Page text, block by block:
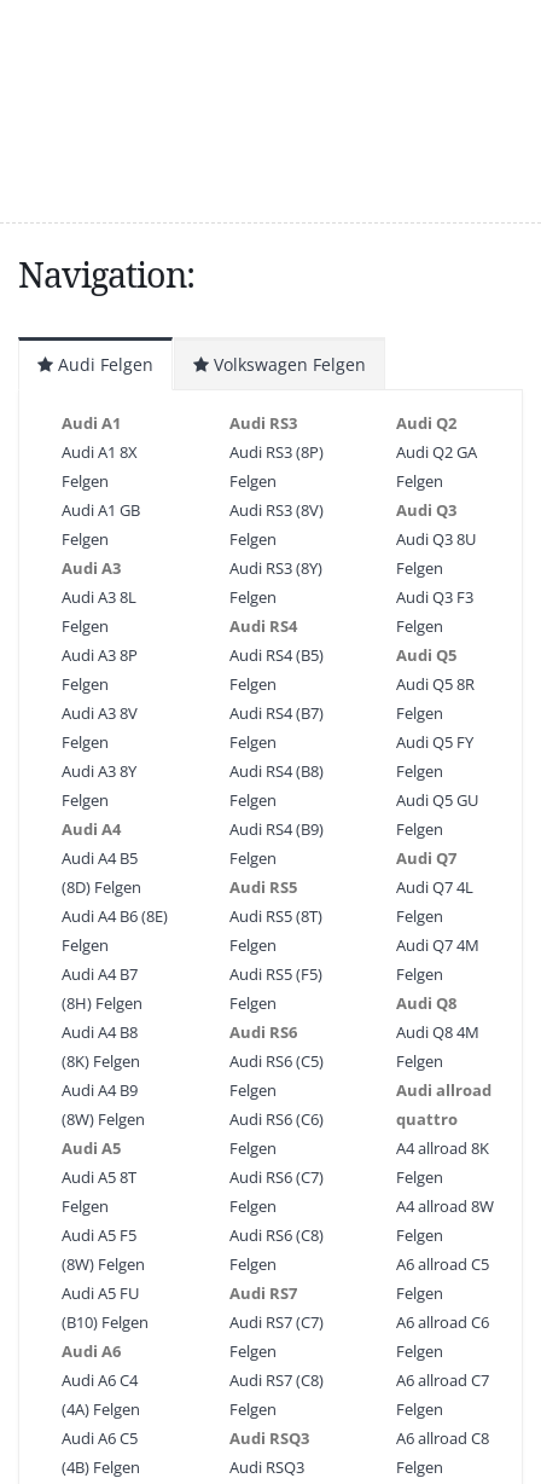
Navigation:
Audi Felgen Volkswagen Felgen
Audi A1
Audi A1 8X
Felgen
Audi A1 GB
Felgen
Audi A3
Audi A3 8L
Felgen
Audi A3 8P
Felgen
Audi A3 8V
Felgen
Audi A3 8Y
Felgen
Audi A4
Audi A4 B5
(8D) Felgen
Audi A4 B6 (8E)
Felgen
Audi A4 B7
(8H) Felgen
Audi A4 B8
(8K) Felgen
Audi A4 B9
(8W) Felgen
Audi A5
Audi A5 8T
Felgen
Audi A5 F5
(8W) Felgen
Audi A5 FU
(B10) Felgen
Audi A6
Audi A6 C4
(4A) Felgen
Audi A6 C5
(4B) Felgen
Audi RS3
Audi RS3 (8P)
Felgen
Audi RS3 (8V)
Felgen
Audi RS3 (8Y)
Felgen
Audi RS4
Audi RS4 (B5)
Felgen
Audi RS4 (B7)
Felgen
Audi RS4 (B8)
Felgen
Audi RS4 (B9)
Felgen
Audi RS5
Audi RS5 (8T)
Felgen
Audi RS5 (F5)
Felgen
Audi RS6
Audi RS6 (C5)
Felgen
Audi RS6 (C6)
Felgen
Audi RS6 (C7)
Felgen
Audi RS6 (C8)
Felgen
Audi RS7
Audi RS7 (C7)
Felgen
Audi RS7 (C8)
Felgen
Audi RSQ3
Audi RSQ3
Audi Q2
Audi Q2 GA
Felgen
Audi Q3
Audi Q3 8U
Felgen
Audi Q3 F3
Felgen
Audi Q5
Audi Q5 8R
Felgen
Audi Q5 FY
Felgen
Audi Q5 GU
Felgen
Audi Q7
Audi Q7 4L
Felgen
Audi Q7 4M
Felgen
Audi Q8
Audi Q8 4M
Felgen
Audi allroad
quattro
A4 allroad 8K
Felgen
A4 allroad 8W
Felgen
A6 allroad C5
Felgen
A6 allroad C6
Felgen
A6 allroad C7
Felgen
A6 allroad C8
Felgen